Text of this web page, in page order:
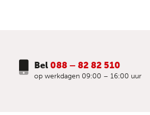
Bel 088 – 82 82 510
op werkdagen 09:00 – 16:00 uur